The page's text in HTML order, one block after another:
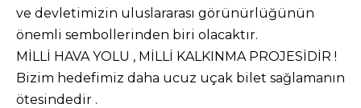
ve devletimizin uluslararası görünürlüğünün
önemli sembollerinden biri olacaktır.
MİLLİ HAVA YOLU , MİLLİ KALKINMA PROJESİDİR !
Bizim hedefimiz daha ucuz uçak bilet sağlamanın
ötesindedir .